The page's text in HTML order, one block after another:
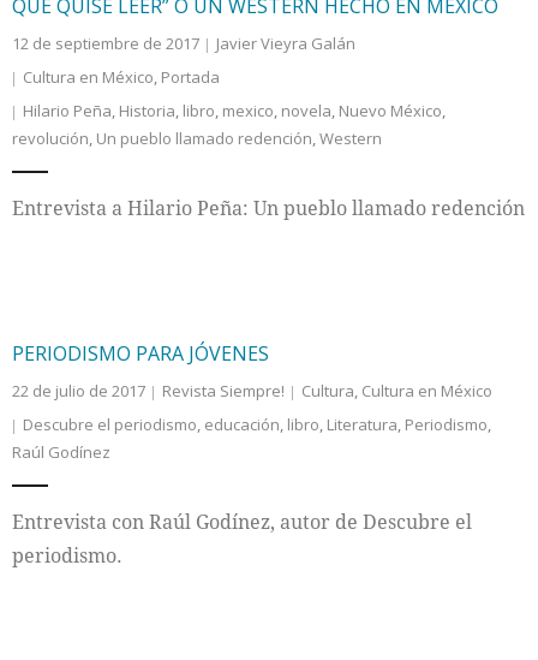
QUE QUISE LEER” O UN WESTERN HECHO EN MÉXICO
12 de septiembre de 2017
Javier Vieyra Galán
Cultura en México Portada
Hilario Peña Historia libro mexico novela Nuevo México
revolución Un pueblo llamado redención Western
Entrevista a Hilario Peña: Un pueblo llamado redención
PERIODISMO PARA JÓVENES
22 de julio de 2017 Revista Siempre! Cultura Cultura en México
Descubre el periodismo educación libro Literatura Periodismo
Raúl Godínez
Entrevista con Raúl Godínez, autor de Descubre el
periodismo.